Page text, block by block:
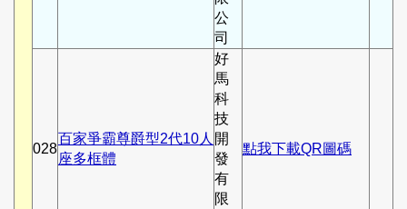
公
司
028
百家爭霸尊爵型2代10人
座多框體
好
馬
科
技
開
發
有
限
點我下載QR圖碼